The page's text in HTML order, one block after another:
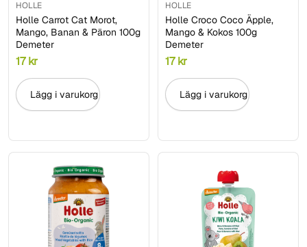
HOLLE
Holle Carrot Cat Morot,
Mango, Banan & Päron 100g
Demeter
17kr
Lägg i varukorg
HOLLE
Holle Croco Coco Äpple,
Mango & Kokos 100g
Demeter
17kr
Lägg i varukorg